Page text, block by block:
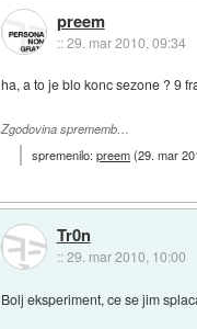
preem
::29. mar 2010, 09:34
ha, a to je blo konc sezone ? 9
Zgodovina sprememb…
spremenilo:preem(29. mar
Tr0n
::29. mar 2010, 10:00
Bolj eksperiment, ce se jim